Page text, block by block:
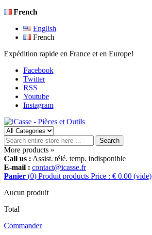
French
English
French
Expédition rapide en France et en Europe!
Facebook
Twitter
RSS
Youtube
Instagram
Search
More products »
Call us : Assist. télé. temp. indisponible
E-mail : contact@icasse.fr
Panier (0) Produit products Price : € 0.00 (vide)
Aucun produit
Total
Commander